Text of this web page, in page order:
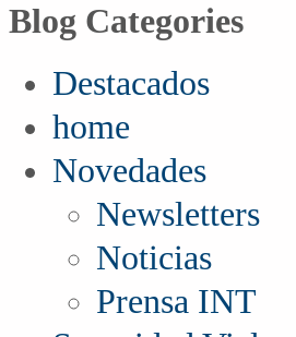
Blog Categories
Destacados
home
Novedades
Newsletters
Noticias
Prensa INT